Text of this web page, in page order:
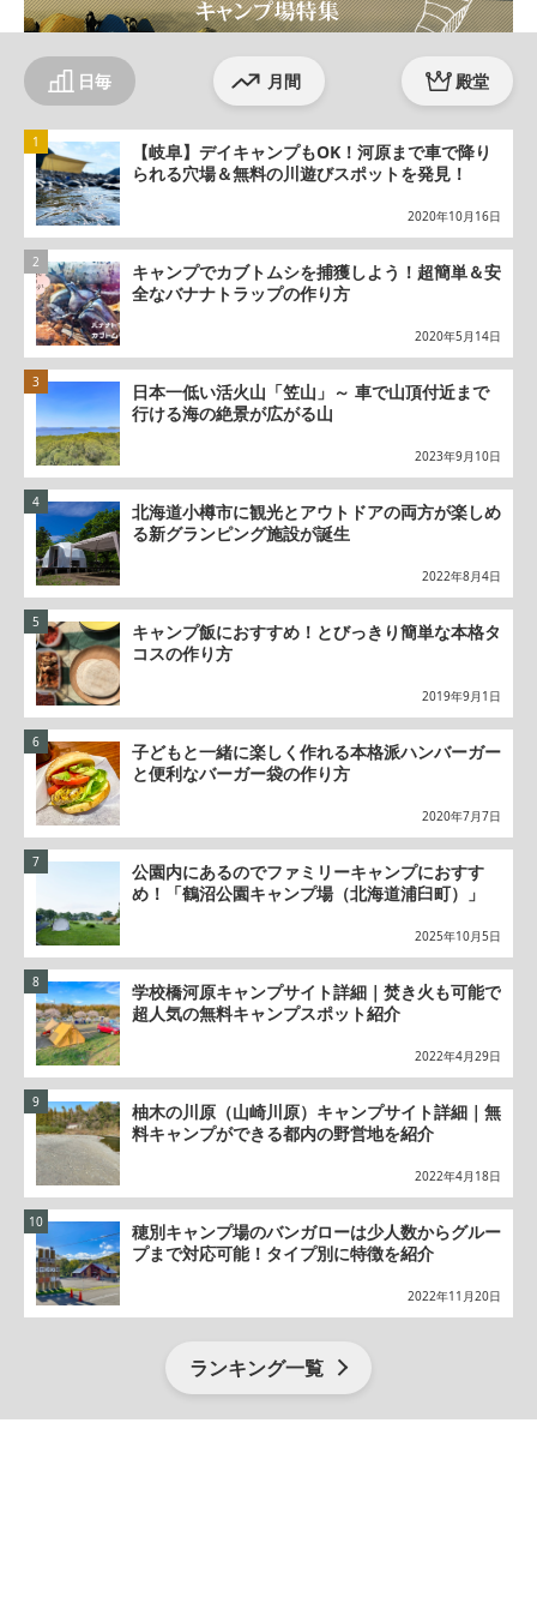
日毎 月間 殿堂
【岐阜】デイキャンプもOK！河原まで車で降り
られる穴場＆無料の川遊びスポットを発見！
2020年10月16日
キャンプでカブトムシを捕獲しよう！超簡単＆安
全なバナナトラップの作り方
2020年5月14日
日本一低い活火山「笠山」～ 車で山頂付近まで
行ける海の絶景が広がる山
2023年9月10日
北海道小樽市に観光とアウトドアの両方が楽しめ
る新グランピング施設が誕生
2022年8月4日
キャンプ飯におすすめ！とびっきり簡単な本格タ
コスの作り方
2019年9月1日
子どもと一緒に楽しく作れる本格派ハンバーガー
と便利なバーガー袋の作り方
2020年7月7日
公園内にあるのでファミリーキャンプにおすす
め！「鶴沼公園キャンプ場（北海道浦臼町）」
2025年10月5日
学校橋河原キャンプサイト詳細｜焚き火も可能で
超人気の無料キャンプスポット紹介
2022年4月29日
柚木の川原（山崎川原）キャンプサイト詳細｜無
料キャンプができる都内の野営地を紹介
2022年4月18日
穂別キャンプ場のバンガローは少人数からグルー
プまで対応可能！タイプ別に特徴を紹介
2022年11月20日
ランキング一覧